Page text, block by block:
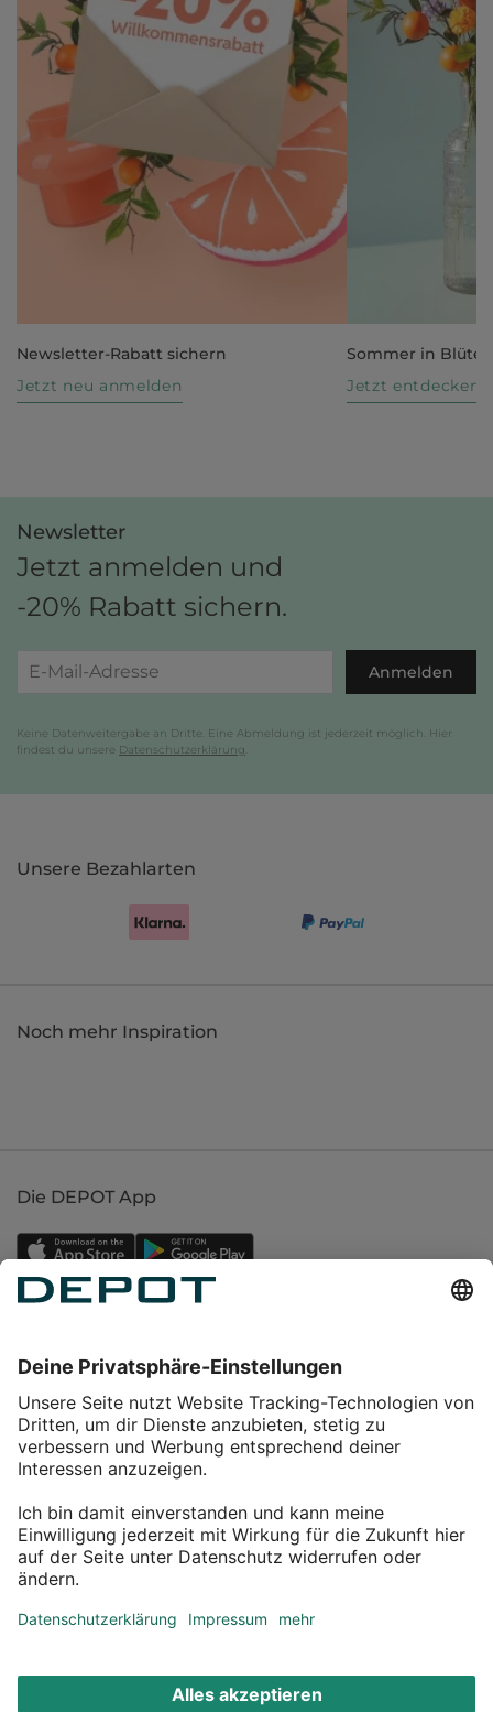
Newsletter-Rabatt sichern
Jetzt neu anmelden
Sommer in Blüte
Jetzt entdecken
Newsletter
Jetzt anmelden und
-20% Rabatt sichern.
Anmelden
Keine Datenweitergabe an Dritte. Eine Abmeldung ist jederzeit möglich. Hier
findest du unsere Datenschutzerklärung
Unsere Bezahlarten
Noch mehr Inspiration
Die DEPOT App
Service
Über DEPOT
Kontakt